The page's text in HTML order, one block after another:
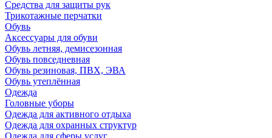
Средства для защиты рук
Трикотажные перчатки
Обувь
Аксессуары для обуви
Обувь летняя, демисезонная
Обувь повседневная
Обувь резиновая, ПВХ, ЭВА
Обувь утеплённая
Одежда
Головные уборы
Одежда для активного отдыха
Одежда для охранных структур
Одежда для сферы услуг